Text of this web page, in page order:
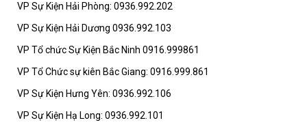
VP Sự Kiện Hải Phòng: 0936.992.202
VP Sự Kiện Hải Dương 0936.992.103
VP Tổ chức Sự Kiện Bắc Ninh 0916.999861
VP Tổ Chức sự kiên Bắc Giang: 0916.999.861
VP Sự Kiện Hưng Yên: 0936.992.106
VP Sự Kiện Hạ Long: 0936.992.101